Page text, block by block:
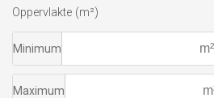
Oppervlakte (m²)
Minimum
Maximum